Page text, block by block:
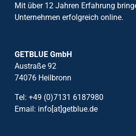
Mit über 12 Jahren Erfahrung
Unternehmen erfolgreich online.
GETBLUE GmbH
Austraße 92
74076 Heilbronn
Tel: +49 (0)7131 6187980
Email: info[at]getblue.de